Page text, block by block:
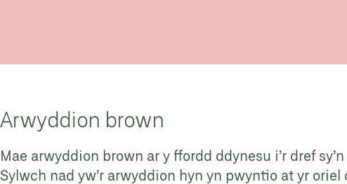
Arwyddion brown
Mae arwyddion brown ar y ffordd ddynesu i’r dref
Sylwch nad yw’r arwyddion hyn yn pwyntio at yr oriel